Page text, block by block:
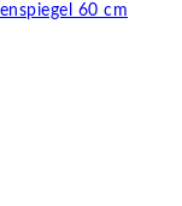
60 cm